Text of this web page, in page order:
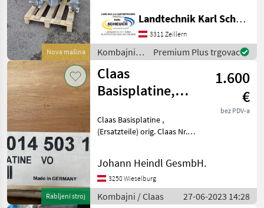
Nova mašina
Kombajni Ostali kombajni
Landtechnik Karl Scheuch
3311 Zeillern
Kombajni /
Sonstige
Premium Plus trgovac
Rabljeni stroj
Claas
Basisplatine,
0014 503 1
1.600
€
bez PDV-a
Claas Basisplatine ,
(Ersatzteile) orig. Claas Nr.
Passend für Lexion 410 bis
480 Neupreis 3354€
Kombajni Ostali kombajni
Johann Heindl GesmbH.
3250 Wieselburg
Kombajni / Claas 27-06-2023 14:28